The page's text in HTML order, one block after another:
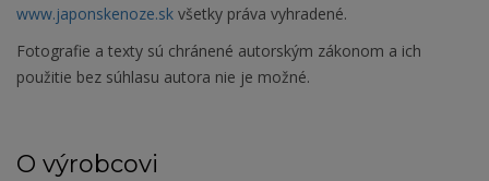
www.japonskenoze.sk všetky práva vyhradené.
Fotografie a texty sú chránené autorským zákonom a ich
použitie bez súhlasu autora nie je možné.
O výrobcovi